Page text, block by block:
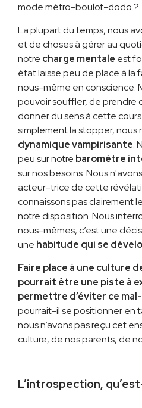
mode métro-boulot-dodo ?
La plupart du temps, nous
et de choses à gérer au
notre charge mentale est
état laisse peu de place à la
nous-même en conscience.
pouvoir souffler, de prendre
donner du sens à cette
simplement la stopper, nous
dynamique vampirisante.
peu sur notre baromètre
sur nos besoins. Nous
acteur-trice de cette
connaissons pas clairement
notre disposition. Nous
nous-mêmes, c’est une
une habitude qui se
Faire place à une culture
pourrait être une piste à
permettre d’éviter ce
pourrait-il se positionner en
nous n’avons pas reçu cet
culture, de nos parents, de
L’introspection,